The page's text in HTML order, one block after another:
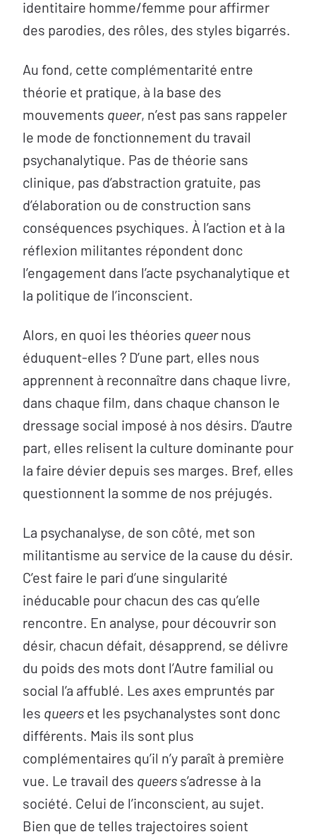
identitaire homme/femme pour affirmer
des parodies, des rôles, des styles bigarrés.
Au fond, cette complémentarité entre
théorie et pratique, à la base des
mouvements queer, n’est pas sans rappeler
le mode de fonctionnement du travail
psychanalytique. Pas de théorie sans
clinique, pas d’abstraction gratuite, pas
d’élaboration ou de construction sans
conséquences psychiques. À l’action et à la
réflexion militantes répondent donc
l’engagement dans l’acte psychanalytique et
la politique de l’inconscient.
Alors, en quoi les théories queernous
éduquent-elles ? D’une part, elles nous
apprennent à reconnaître dans chaque livre,
dans chaque film, dans chaque chanson le
dressage social imposé à nos désirs. D’autre
part, elles relisent la culture dominante pour
la faire dévier depuis ses marges. Bref, elles
questionnent la somme de nos préjugés.
La psychanalyse, de son côté, met son
militantisme au service de la cause du désir.
C’est faire le pari d’une singularité
inéducable pour chacun des cas qu’elle
rencontre. En analyse, pour découvrir son
désir, chacun défait, désapprend, se délivre
du poids des mots dont l’Autre familial ou
social l’a affublé. Les axes empruntés par
les queers et les psychanalystes sont donc
différents. Mais ils sont plus
complémentaires qu’il n’y paraît à première
vue. Le travail des queers s’adresse à la
société. Celui de l’inconscient, au sujet.
Bien que de telles trajectoires soient